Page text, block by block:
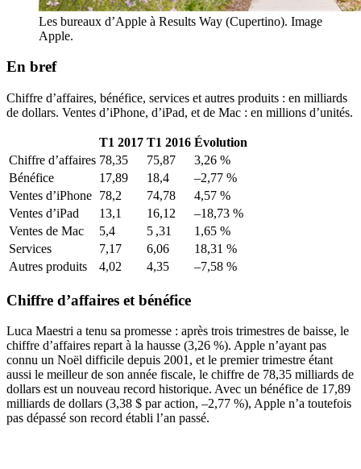
Les bureaux d’Apple à Results Way (Cupertino). Image
Apple.
En bref
Chiffre d’affaires, bénéfice, services et autres produits : en milliards
de dollars. Ventes d’iPhone, d’iPad, et de Mac : en millions d’unités.
T1 2017 T1 2016 Évolution
Chiffre d’affaires 78,35 75,87
3,26 %
Bénéfice
17,89 18,4
–2,77 %
Ventes d’iPhone 78,2 74,78
4,57 %
Ventes d’iPad
13,1 16,12
–18,73 %
Ventes de Mac
5,4 5 ,31
1,65 %
Services
7,17 6,06
18,31 %
Autres produits
4,02 4,35 –7,58 %
Chiffre d’affaires et bénéfice
Luca Maestri a tenu sa promesse : après trois trimestres de baisse, le
chiffre d’affaires repart à la hausse (3,26 %). Apple n’ayant pas
connu un Noël difficile depuis 2001, et le premier trimestre étant
aussi le meilleur de son année fiscale, le chiffre de 78,35 milliards de
dollars est un nouveau record historique. Avec un bénéfice de 17,89
milliards de dollars (3,38 $ par action, –2,77 %), Apple n’a toutefois
pas dépassé son record établi l’an passé.